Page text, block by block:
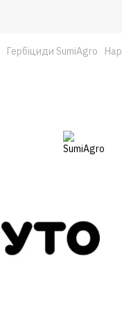
Гербіциди SumiAgro